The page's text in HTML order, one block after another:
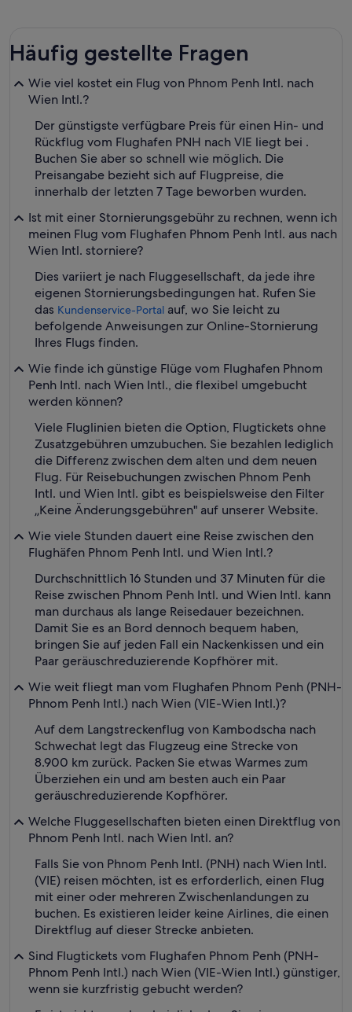
Häufig gestellte Fragen
Wie viel kostet ein Flug von Phnom Penh Intl. nach
Wien Intl.?
Der günstigste verfügbare Preis für einen Hin- und
Rückflug vom Flughafen PNH nach VIE liegt bei .
Buchen Sie aber so schnell wie möglich. Die
Preisangabe bezieht sich auf Flugpreise, die
innerhalb der letzten 7 Tage beworben wurden.
Ist mit einer Stornierungsgebühr zu rechnen, wenn ich
meinen Flug vom Flughafen Phnom Penh Intl. aus nach
Wien Intl. storniere?
Dies variiert je nach Fluggesellschaft, da jede ihre
eigenen Stornierungsbedingungen hat. Rufen Sie
das Kundenservice-Portal auf, wo Sie leicht zu
befolgende Anweisungen zur Online-Stornierung
Ihres Flugs finden.
Wie finde ich günstige Flüge vom Flughafen Phnom
Penh Intl. nach Wien Intl., die flexibel umgebucht
werden können?
Viele Fluglinien bieten die Option, Flugtickets ohne
Zusatzgebühren umzubuchen. Sie bezahlen lediglich
die Differenz zwischen dem alten und dem neuen
Flug. Für Reisebuchungen zwischen Phnom Penh
Intl. und Wien Intl. gibt es beispielsweise den Filter
„Keine Änderungsgebühren" auf unserer Website.
Wie viele Stunden dauert eine Reise zwischen den
Flughäfen Phnom Penh Intl. und Wien Intl.?
Durchschnittlich 16 Stunden und 37 Minuten für die
Reise zwischen Phnom Penh Intl. und Wien Intl. kann
man durchaus als lange Reisedauer bezeichnen.
Damit Sie es an Bord dennoch bequem haben,
bringen Sie auf jeden Fall ein Nackenkissen und ein
Paar geräuschreduzierende Kopfhörer mit.
Wie weit fliegt man vom Flughafen Phnom Penh (PNH-
Phnom Penh Intl.) nach Wien (VIE-Wien Intl.)?
Auf dem Langstreckenflug von Kambodscha nach
Schwechat legt das Flugzeug eine Strecke von
8.900 km zurück. Packen Sie etwas Warmes zum
Überziehen ein und am besten auch ein Paar
geräuschreduzierende Kopfhörer.
Welche Fluggesellschaften bieten einen Direktflug von
Phnom Penh Intl. nach Wien Intl. an?
Falls Sie von Phnom Penh Intl. (PNH) nach Wien Intl.
(VIE) reisen möchten, ist es erforderlich, einen Flug
mit einer oder mehreren Zwischenlandungen zu
buchen. Es existieren leider keine Airlines, die einen
Direktflug auf dieser Strecke anbieten.
Sind Flugtickets vom Flughafen Phnom Penh (PNH-
Phnom Penh Intl.) nach Wien (VIE-Wien Intl.) günstiger,
wenn sie kurzfristig gebucht werden?